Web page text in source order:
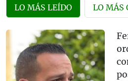
LO MÁS LEÍDO LO MÁS